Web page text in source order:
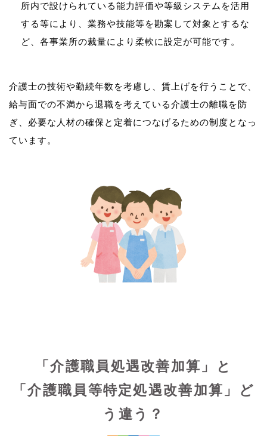
所内で設けられている能力評価や等級システムを活用
する等により、業務や技能等を勘案して対象とするな
ど、各事業所の裁量により柔軟に設定が可能です。
介護士の技術や勤続年数を考慮し、賃上げを行うことで、
給与面での不満から退職を考えている介護士の離職を防
ぎ、必要な人材の確保と定着につなげるための制度となっ
ています。
「介護職員処遇改善加算」と
「介護職員等特定処遇改善加算」ど
う違う？